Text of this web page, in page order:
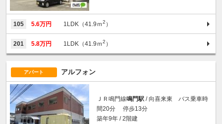
105 5.6万円 1LDK（41.9ｍ2 ）
201 5.8万円 1LDK（41.9ｍ2 ）
アパート アルフォン
ＪＲ鳴門線鳴門駅 / 向喜来東 バス乗車時
間20分 停歩13分
築年9年 / 2階建